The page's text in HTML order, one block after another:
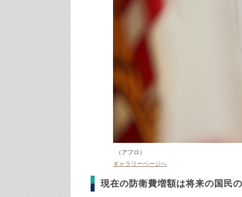
（アフロ）
ギャラリーページへ
現在の防衛費増額は将来の国民